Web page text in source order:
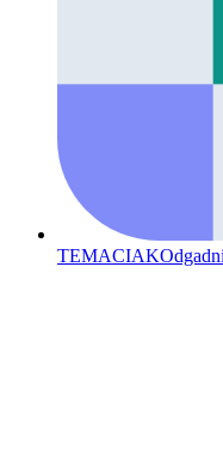
TEMACIAK